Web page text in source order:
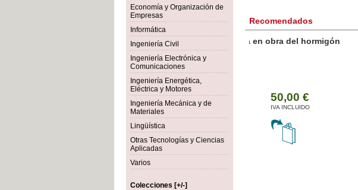
Economía y Organización de
Empresas
Informática
Ingeniería Civil
Ingeniería Electrónica y
Comunicaciones
Ingeniería Energética,
Eléctrica y Motores
Ingeniería Mecánica y de
Materiales
Lingüística
Otras Tecnologías y Ciencias
Aplicadas
Varios
Colecciones [+/-]
Recomendados
Botánica Agroalimentaria